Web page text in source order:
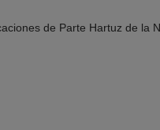
de Parte Hartuz de la